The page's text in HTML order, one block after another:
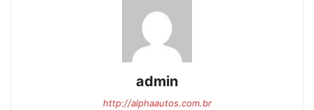
admin
http://alphaautos.com.br